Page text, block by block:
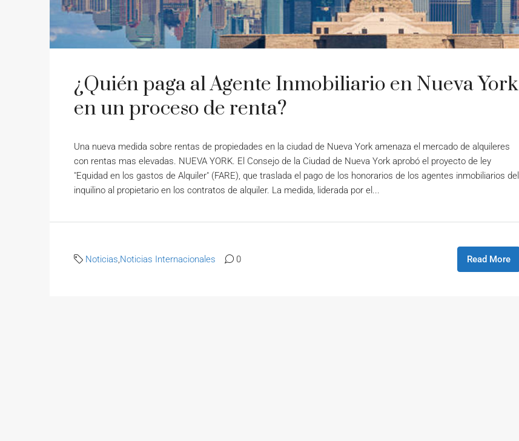
¿Quién paga al Agente Inmobiliario en Nueva York
en un proceso de renta?
Una nueva medida sobre rentas de propiedades en la ciudad de Nueva York amenaza el mercado de alquileres
con rentas mas elevadas. NUEVA YORK. El Consejo de la Ciudad de Nueva York aprobó el proyecto de ley
"Equidad en los gastos de Alquiler" (FARE), que traslada el pago de los honorarios de los agentes inmobiliarios del
inquilino al propietario en los contratos de alquiler. La medida, liderada por el...
Noticias Noticias Internacionales 0 Read More